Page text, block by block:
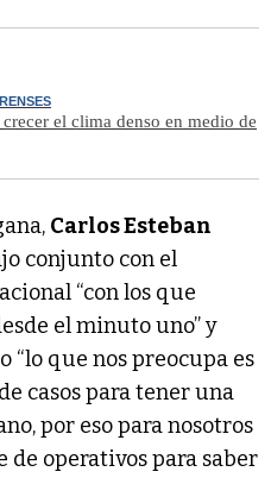
el clima denso en medio de
Carlos Esteban
conjunto con el
“con los que
el minuto uno” y
“lo que nos preocupa es
casos para tener una
por eso para nosotros
de operativos para saber